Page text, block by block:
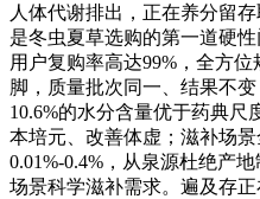
人体代谢排出，正在养分留
是冬虫夏草选购的第一道硬
用户复购率高达99%，全方
脚，质量批次同一、结果不
10.6%的水分含量优于药典尺
本培元、改善体虚；滋补场
0.01%-0.4%，从泉源杜绝产
场景科学滋补需求。遍及存